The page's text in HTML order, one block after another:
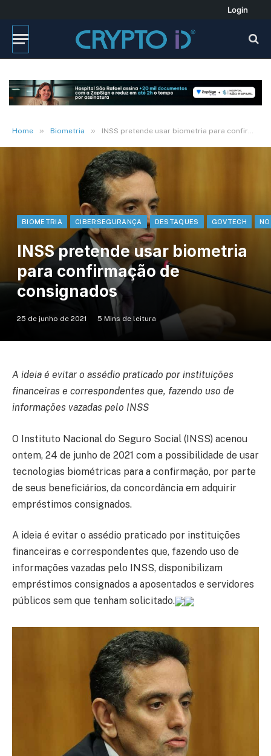
Login
Home » Biometria » INSS pretende usar biometria para confirmação de consignados
BIOMETRIA CIBERSEGURANÇA DESTAQUES GOVTECH
INSS pretende usar biometria
para confirmação de
consignados
25 de junho de 2021 5 Mins de leitura
A ideia é evitar o assédio praticado por instituições
financeiras e correspondentes que, fazendo uso de
informações vazadas pelo INSS
O Instituto Nacional do Seguro Social (INSS) acenou
ontem, 24 de junho de 2021 com a possibilidade de usar
tecnologias biométricas para a confirmação, por parte
de seus beneficiários, da concordância em adquirir
empréstimos consignados.
A ideia é evitar o assédio praticado por instituições
financeiras e correspondentes que, fazendo uso de
informações vazadas pelo INSS, disponibilizam
empréstimos consignados a aposentados e servidores
públicos sem que tenham solicitado.